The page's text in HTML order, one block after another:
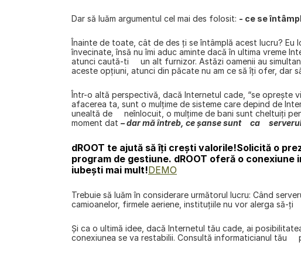
Dar să luăm argumentul cel mai des folosit: - ce se
Înainte de toate, cât de des ţi se întâmplă acest lucru? Eu
învecinate, însă nu îmi aduc aminte dacă în ultima vreme
atunci caută-ti     un alt furnizor. Astăzi oamenii au
aceste opţiuni, atunci din păcate nu am ce să îţi ofer, dar
Într-o altă perspectivă, dacă Internetul cade, “se opreşte
afacerea ta, sunt o mulţime de sisteme care depind de
unealtă de     neînlocuit, o mulţime de bani sunt cheltuiţi
moment dat – dar mă întreb, ce şanse sunt     ca
dROOT te ajută să îți crești valorile!Solicită o
program de gestiune. dROOT oferă o
iubești mai mult!DEMO
Trebuie să luăm în considerare următorul lucru: Când
camioanelor, firmele aeriene, instituţiile nu vor alerga să-
Și ca o ultimă idee, dacă Internetul tău cade, ai
conexiunea se va restabilii. Consultă informaticianul tău